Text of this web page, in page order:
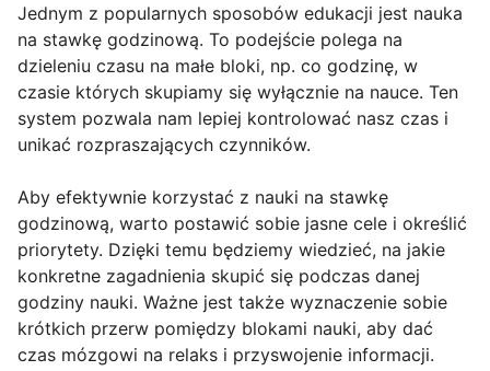
Jednym z popularnych sposobów edukacji jest nauka
na stawkę godzinową. To podejście polega na
dzieleniu czasu na małe bloki, np. co godzinę, w
czasie których skupiamy się wyłącznie na nauce. Ten
system pozwala nam lepiej kontrolować nasz czas i
unikać rozpraszających czynników.
Aby efektywnie korzystać z nauki na stawkę
godzinową, warto postawić sobie jasne cele i określić
priorytety. Dzięki temu będziemy wiedzieć, na jakie
konkretne zagadnienia skupić się podczas danej
godziny nauki. Ważne jest także wyznaczenie sobie
krótkich przerw pomiędzy blokami nauki, aby dać
czas mózgowi na relaks i przyswojenie informacji.